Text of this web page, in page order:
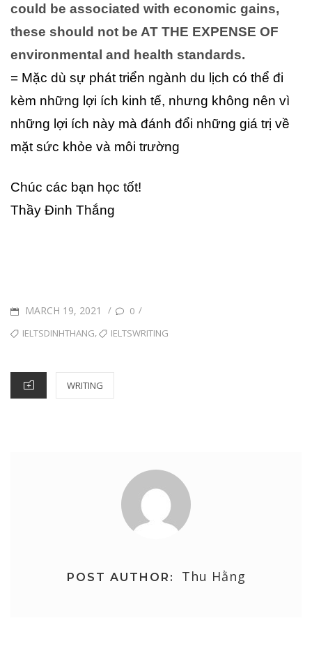
could be associated with economic gains,
these should not be AT THE EXPENSE OF
environmental and health standards.
= Mặc dù sự phát triển ngành du lịch có thể đi
kèm những lợi ích kinh tế, nhưng không nên vì
những lợi ích này mà đánh đổi những giá trị về
mặt sức khỏe và môi trường
Chúc các bạn học tốt!
Thầy Đinh Thắng
POSTED
ON
MARCH 19, 2021 / 0 /
TAGSIELTSDINHTHANG, IELTSWRITING
CATEGORIES
WRITING
POST AUTHOR: Thu Hằng